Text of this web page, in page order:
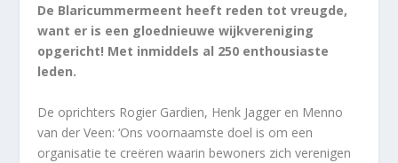
De Blaricummermeent heeft reden tot vreugde,
want er is een gloednieuwe wijkvereniging
opgericht! Met inmiddels al 250 enthousiaste
leden.
De oprichters Rogier Gardien, Henk Jagger en Menno
van der Veen: ‘Ons voornaamste doel is om een
organisatie te creëren waarin bewoners zich verenigen